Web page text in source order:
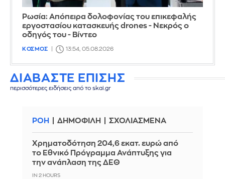
Ρωσία: Απόπειρα δολοφονίας του επικεφαλής
εργοστασίου κατασκευής drones - Νεκρός ο
οδηγός του - Βίντεο
ΚΟΣΜΟΣ 13:54, 05.08.2026
ΔΙΑΒΑΣΤΕ ΕΠΙΣΗΣ
περισσότερες ειδήσεις από το skai.gr
ΡΟΗ ΔΗΜΟΦΙΛΗ ΣΧΟΛΙΑΣΜΕΝΑ
Χρηματοδότηση 204,6 εκατ. ευρώ από
το Εθνικό Πρόγραμμα Ανάπτυξης για
την ανάπλαση της ΔΕΘ
IN 2 HOURS